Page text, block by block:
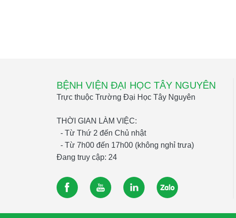
BỆNH VIỆN ĐẠI HỌC TÂY NGUYÊN
Trực thuộc Trường Đại Học Tây Nguyên
THỜI GIAN LÀM VIỆC:
- Từ Thứ 2 đến Chủ nhật
- Từ 7h00 đến 17h00 (không nghỉ trưa)
Đang truy cập: 24